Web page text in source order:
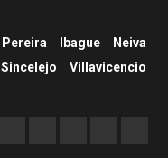
Pereira Ibague
Neiva
Sincelejo
Villavicencio